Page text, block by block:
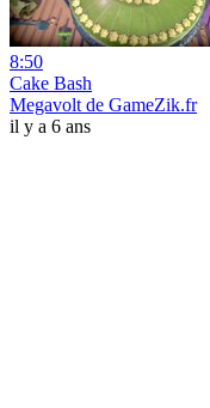
8:50
Cake Bash
Megavolt de GameZik.fr
il y a 6 ans